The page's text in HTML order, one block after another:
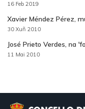
16 Feb 2019
Xavier Méndez Pérez,
30 Xuñ 2010
José Prieto Verdes, na
11 Mai 2010